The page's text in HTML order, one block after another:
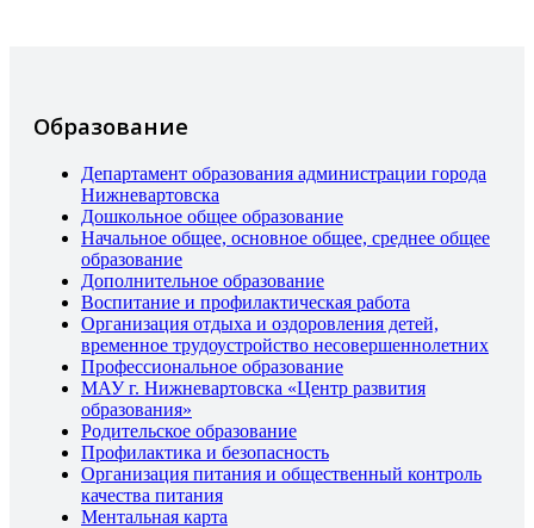
Образование
Департамент образования администрации города
Нижневартовска
Дошкольное общее образование
Начальное общее, основное общее, среднее общее
образование
Дополнительное образование
Воспитание и профилактическая работа
Организация отдыха и оздоровления детей,
временное трудоустройство несовершеннолетних
Профессиональное образование
МАУ г. Нижневартовска «Центр развития
образования»
Родительское образование
Профилактика и безопасность
Организация питания и общественный контроль
качества питания
Ментальная карта